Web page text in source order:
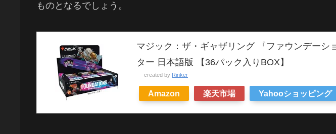
ものとなるでしょう。
マジック：ザ・ギャザリング 『ファウンデーシ
ター 日本語版 【36パック入りBOX】
created by Rinker
Amazon 楽天市場 Yahooショッピング